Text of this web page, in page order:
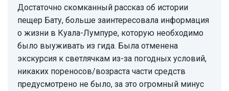
Достаточно скомканный рассказ об истории
пещер Бату, больше заинтересовала информация
о жизни в Куала-Лумпуре, которую необходимо
было выуживать из гида. Была отменена
экскурсия к светлячкам из-за погодных условий,
никаких пореносов/возраста части средств
предусмотрено не было, за это огромный минус